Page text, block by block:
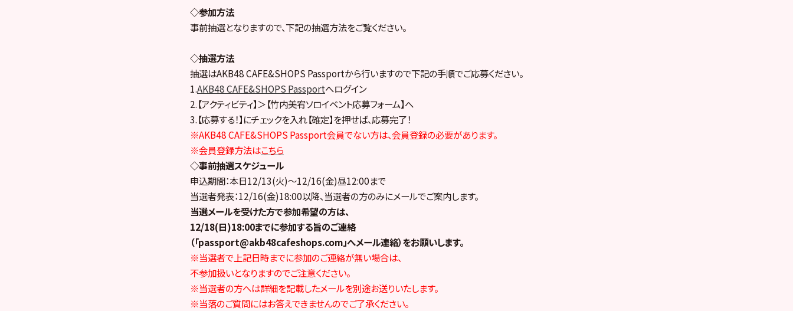
◇参加方法
事前抽選となりますので、下記の抽選方法をご覧ください。
◇抽選方法
抽選はAKB48 CAFE&SHOPS Passportから行いますので下記の手順でご応募ください。
1.AKB48 CAFE&SHOPS Passportへログイン
2.【アクティビティ】＞【竹内美宥ソロイベント応募フォーム】へ
3.【応募する！】にチェックを入れ【確定】を押せば、応募完了！
※AKB48 CAFE&SHOPS Passport会員でない方は、会員登録の必要があります。
※会員登録方法はこちら
◇事前抽選スケジュール
申込期間：本日12/13(火)～12/16(金)昼12:00まで
当選者発表：12/16(金)18:00以降、当選者の方のみにメールでご案内します。
当選メールを受けた方で参加希望の方は、
12/18(日)18:00までに参加する旨のご連絡
（「passport@akb48cafeshops.com」へメール連絡）をお願いします。
※当選者で上記日時までに参加のご連絡が無い場合は、
不参加扱いとなりますのでご注意ください。
※当選者の方へは詳細を記載したメールを別途お送りいたします。
※当落のご質問にはお答えできませんのでご了承ください。